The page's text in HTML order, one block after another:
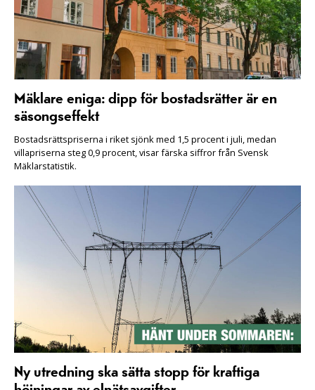
Mäklare eniga: dipp för bostadsrätter är en
säsongseffekt
Bostadsrättspriserna i riket sjönk med 1,5 procent i juli, medan
villapriserna steg 0,9 procent, visar färska siffror från Svensk
Mäklarstatistik.
Ny utredning ska sätta stopp för kraftiga